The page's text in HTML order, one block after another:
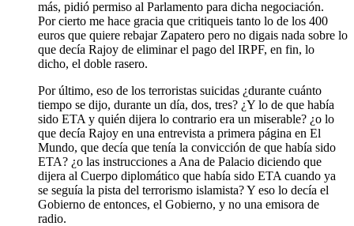
más, pidió permiso al Parlamento para dicha negociación.
Por cierto me hace gracia que critiqueis tanto lo de los 400
euros que quiere rebajar Zapatero pero no digais nada sobre lo
que decía Rajoy de eliminar el pago del IRPF, en fin, lo
dicho, el doble rasero.
Por último, eso de los terroristas suicidas ¿durante cuánto
tiempo se dijo, durante un día, dos, tres? ¿Y lo de que había
sido ETA y quién dijera lo contrario era un miserable? ¿o lo
que decía Rajoy en una entrevista a primera página en El
Mundo, que decía que tenía la convicción de que había sido
ETA? ¿o las instrucciones a Ana de Palacio diciendo que
dijera al Cuerpo diplomático que había sido ETA cuando ya
se seguía la pista del terrorismo islamista? Y eso lo decía el
Gobierno de entonces, el Gobierno, y no una emisora de
radio.